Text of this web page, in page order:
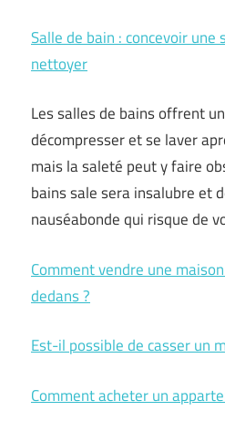
Salle de bain : concevoir une
nettoyer
Les salles de bains offrent
décompresser et se laver
mais la saleté peut y faire
bains sale sera insalubre et
nauséabonde qui risque de
Comment vendre une
dedans ?
Est-il possible de casser un
Comment acheter un